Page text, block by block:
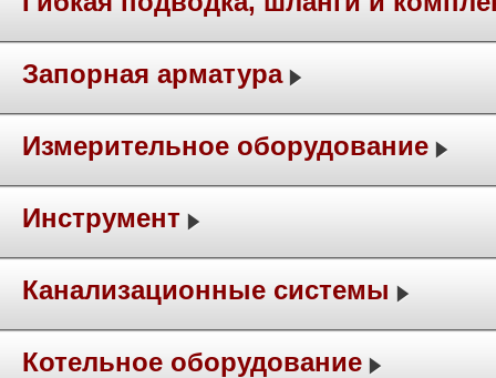
Запорная арматура
Измерительное оборудование
Инструмент
Канализационные системы
Котельное оборудование